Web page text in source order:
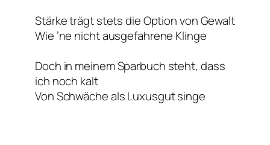
Stärke trägt stets die Option von Gewalt
Wie ’ne nicht ausgefahrene Klinge
Doch in meinem Sparbuch steht, dass
ich noch kalt
Von Schwäche als Luxusgut singe